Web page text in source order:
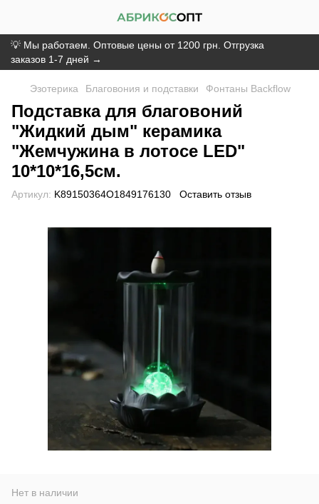
💡 Мы работаем. Оптовые цены от 1200 грн. Отгрузка
заказов 1-7 дней →
Эзотерика Благовония и подставки Фонтаны Backflow
Подставка для благовоний
"Жидкий дым" керамика
"Жемчужина в лотосе LED"
10*10*16,5см.
Артикул: K89150364O1849176130 Оставить отзыв
Нет в наличии